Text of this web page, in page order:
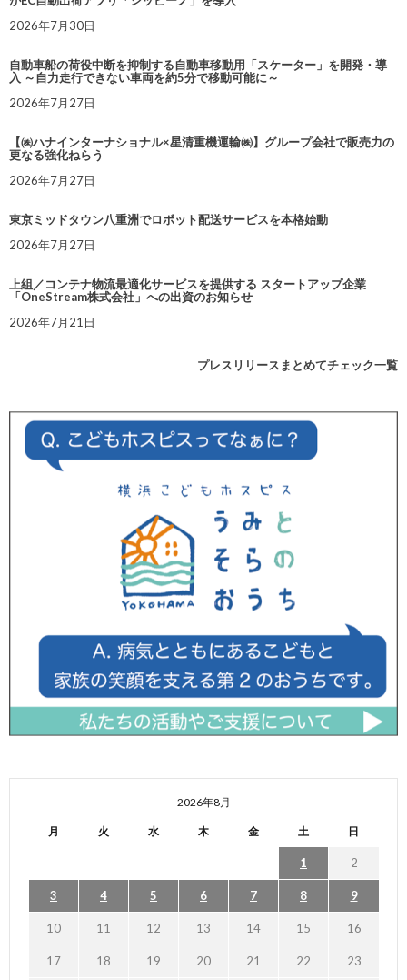
2026年7月30日
自動車船の荷役中断を抑制する自動車移動用「スケーター」を開発・導
入 ～自力走行できない車両を約5分で移動可能に～
2026年7月27日
【㈱ハナインターナショナル×星清重機運輸㈱】グループ会社で販売力の
更なる強化ねらう
2026年7月27日
東京ミッドタウン八重洲でロボット配送サービスを本格始動
2026年7月27日
上組／コンテナ物流最適化サービスを提供する スタートアップ企業
「OneStream株式会社」への出資のお知らせ
2026年7月21日
プレスリリースまとめてチェック一覧
2026年8月
月 火 水 木 金 土 日
1 2
3 4 5 6 7 8 9
10 11 12 13 14 15 16
17 18 19 20 21 22 23